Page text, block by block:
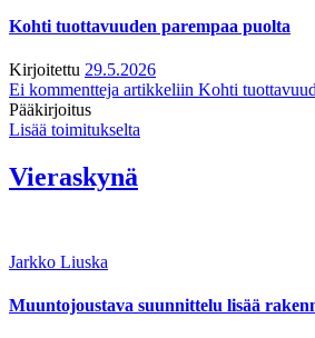
Kohti tuottavuuden parempaa puolta
Kirjoitettu 29.5.2026
Ei kommentteja artikkeliin Kohti
Pääkirjoitus
Lisää toimitukselta
Vieraskynä
Jarkko Liuska
Muuntojoustava suunnittelu lisää